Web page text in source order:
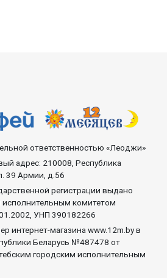
ответственностью «Леоджи»
адрес: 210008, Республика
39 Армии, д.56
регистрации выдано
комитетом
УНП 390182266
интернет-магазина www.12m.by в
Беларусь №487478 от
городским исполнительным